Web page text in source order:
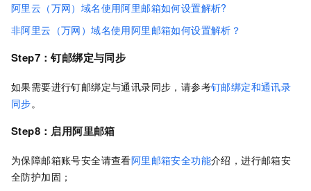
阿里云（万网）域名使用阿里邮箱如何设置解析?
非阿里云（万网）域名使用阿里邮箱如何设置解析？
Step7：钉邮绑定与同步
如果需要进行钉邮绑定与通讯录同步，请参考钉邮绑定和通讯录
同步。
Step8： 启用阿里邮箱
为保障邮箱账号安全请查看阿里邮箱安全功能介绍，进行邮箱安
全防护加固；